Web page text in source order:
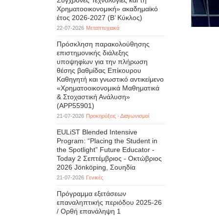
Χρηματοοικονομική» ακαδημαϊκό
έτος 2026-2027 (B’ Kύκλος)
22-07-2026 Μεταπτυχιακά
Πρόσκληση παρακολούθησης
επιστημονικής διάλεξης
υποψηφίων για την πλήρωση
θέσης βαθμίδας Επίκουρου
Καθηγητή και γνωστικό αντικείμενο
«Χρηματοοικονομικά Μαθηματικά
& Στοχαστική Ανάλυση»
(APP55901)
21-07-2026 Προκηρύξεις - Διαγωνισμοί
EULiST Blended Intensive
Program: “Placing the Student in
the Spotlight” Future Educator -
Today 2 Σεπτέμβριος - Οκτώβριος
2026 Jönköping, Σουηδία
21-07-2026 Γενικές
Πρόγραμμα εξετάσεων
επαναληπτικής περιόδου 2025-26
/ Ορθή επανάληψη 1